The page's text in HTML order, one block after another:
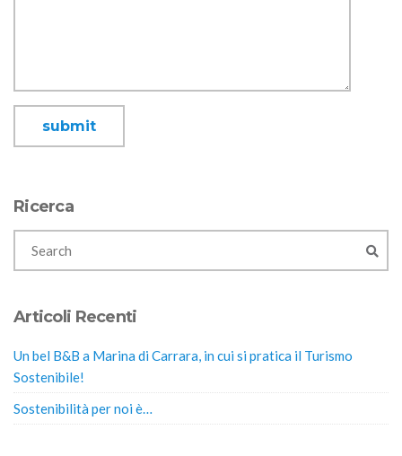
Ricerca
Articoli Recenti
Un bel B&B a Marina di Carrara, in cui si pratica il Turismo
Sostenibile!
Sostenibilità per noi è…